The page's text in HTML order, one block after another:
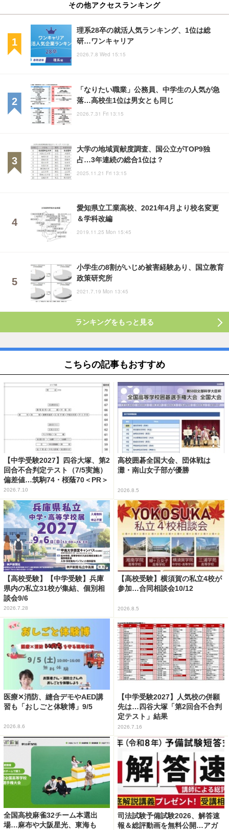
その他アクセスランキング
理系28卒の就活人気ランキング、1位は総
研…ワンキャリア
2026.7.8 Wed 15:15
「なりたい職業」公務員、中学生の人気が急
落…高校生1位は男女とも同じ
2026.7.31 Fri 13:15
大学の地域貢献度調査、国公立がTOP9独
占…3年連続の総合1位は？
2025.11.21 Fri 13:15
愛知県立工業高校、2021年4月より校名変更
＆学科改編
2019.11.25 Mon 15:45
小学生の8割がいじめ被害経験あり、国立教育
政策研究所
2021.7.19 Mon 13:45
ランキングをもっと見る
こちらの記事もおすすめ
【中学受験2027】四谷大塚、第2
回合不合判定テスト（7/5実施）
偏差値…筑駒74・桜蔭70＜PR＞
2026.7.10
高校囲碁全国大会、団体戦は
灘・南山女子部が優勝
2026.8.5
【高校受験】【中学受験】兵庫
県内の私立31校が集結、個別相
談会9/6
2026.7.28
【高校受験】横須賀の私立4校が
参加…合同相談会10/12
2026.8.5
医療✕消防、縫合デモやAED講
習も「おしごと体験博」9/5
2026.8.6
【中学受験2027】人気校の併願
先は…四谷大塚「第2回合不合判
定テスト」結果
2026.7.16
全国高校麻雀32チーム本選出
場…麻布や大阪星光、東海も
司法試験予備試験2026、解答速
報＆総評動画を無料公開…アガ